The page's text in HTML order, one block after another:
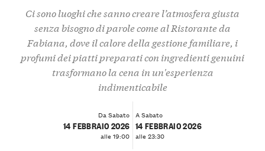
Ci sono luoghi che sanno creare l’atmosfera giusta
senza bisogno di parole come al Ristorante da
Fabiana, dove il calore della gestione familiare, i
profumi dei piatti preparati con ingredienti genuini
trasformano la cena in un'esperienza
indimenticabile
Da Sabato
14 FEBBRAIO 2026
alle 19:00
A Sabato
14 FEBBRAIO 2026
alle 23:30